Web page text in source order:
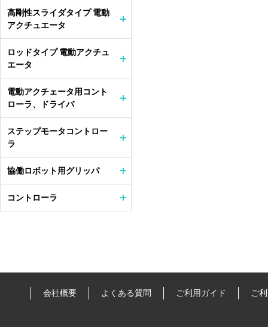
高剛性スライダタイプ 電動
アクチュエータ
ロッドタイプ 電動アクチュ
エータ
電動アクチェータ用コント
ローラ、ドライバ
ステップモータコントロー
ラ
協働ロボット用グリッパ
コントローラ
会社概要 よくある質問 ご利用ガイド ご